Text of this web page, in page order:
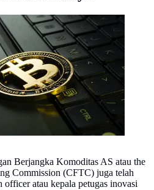
Unsplash)
Berjangka Komoditas AS atau the
Commission (CFTC) juga telah
atau kepala petugas inovasi